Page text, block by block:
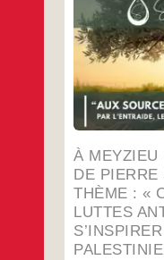
À MEYZIEU
DE PIERRE
THÈME : «
LUTTES
Dans le